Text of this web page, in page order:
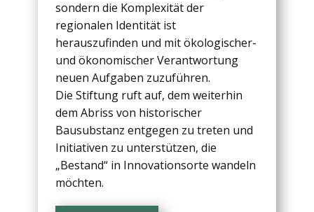
sondern die Komplexität der
regionalen Identität ist
herauszufinden und mit ökologischer-
und ökonomischer Verantwortung
neuen Aufgaben zuzuführen.
Die Stiftung ruft auf, dem weiterhin
dem Abriss von historischer
Bausubstanz entgegen zu treten und
Initiativen zu unterstützen, die
„Bestand“ in Innovationsorte wandeln
möchten.